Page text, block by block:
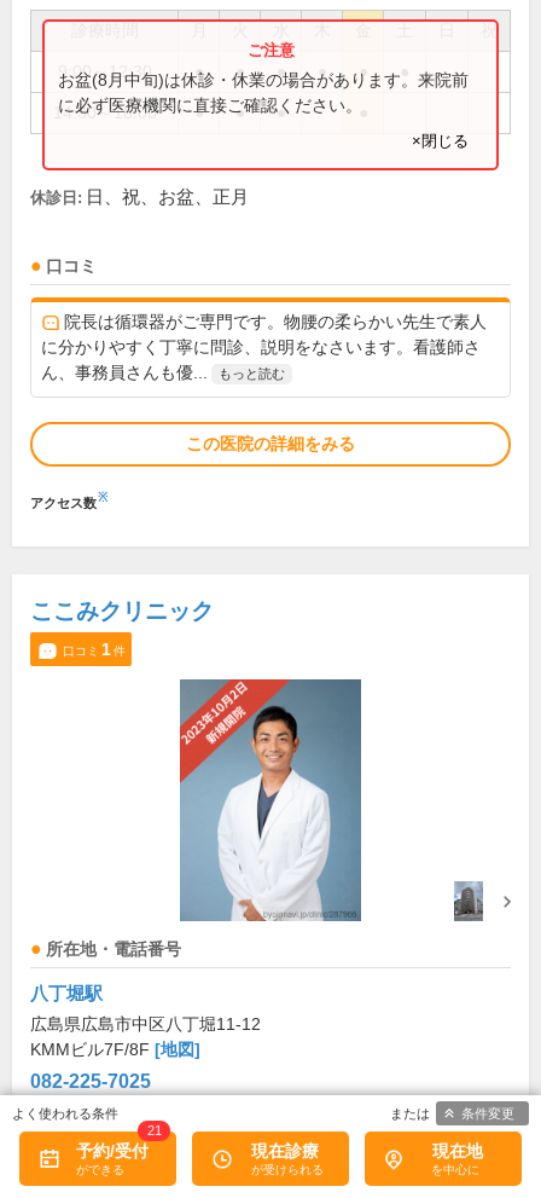
祝
9:00～12:30 ● ● ● ● ●
14:30～18:00 ● ● ●
お盆(8月中旬)は休診・休業の場合があります。来院前
に必ず医療機関に直接ご確認ください。
×閉じる
休診日: 日、祝、お盆、正月
口コミ
院長は循環器がご専門です。物腰の柔らかい先生で素人
に分かりやすく丁寧に問診、説明をなさいます。看護師さ
ん、事務員さんも優...
もっと読む
この医院の詳細をみる
アクセス数※
ここみクリニック
口コミ 1件
所在地・電話番号
八丁堀駅
広島県広島市中区八丁堀11-12
KMMビル7F/8F [地図]
082-225-7025
診療科目
心療内科
予約/受付
21
現在診療 現在地
条件変更